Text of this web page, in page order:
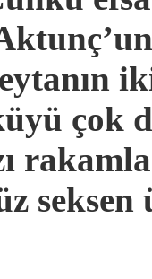
çok
seksen